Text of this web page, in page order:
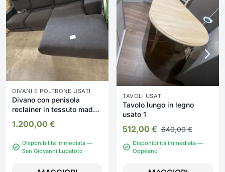
DIVANI E POLTRONE USATI
Divano con penisola
reclainer in tessuto made
esposizione 2332/U
1.200,00 €
Disponibilità immediata —
San Giovanni Lupatoto
TAVOLI USATI
Tavolo lungo in legno
usato 1
512,00 € 640,00€
Disponibilità immediata —
Oppeano